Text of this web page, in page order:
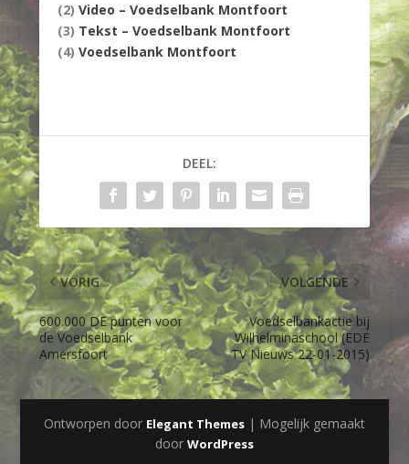
(2) Video – Voedselbank Montfoort
(3) Tekst – Voedselbank Montfoort
(4) Voedselbank Montfoort
DEEL:
VORIG
600.000 DE punten voor
de Voedselbank
Amersfoort
VOLGENDE
Voedselbankactie bij
Wilhelminaschool (EDE
TV Nieuws 22-01-2015)
Ontworpen door Elegant Themes| Mogelijk gemaakt
door WordPress